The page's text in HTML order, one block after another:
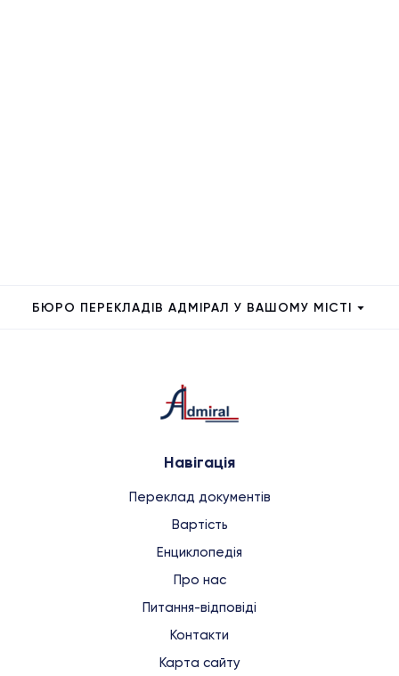
БЮРО ПЕРЕКЛАДІВ АДМІРАЛ У ВАШОМУ МІСТІ
Навігація
Переклад документів
Вартість
Енциклопедія
Про нас
Питання-відповіді
Контакти
Карта сайту